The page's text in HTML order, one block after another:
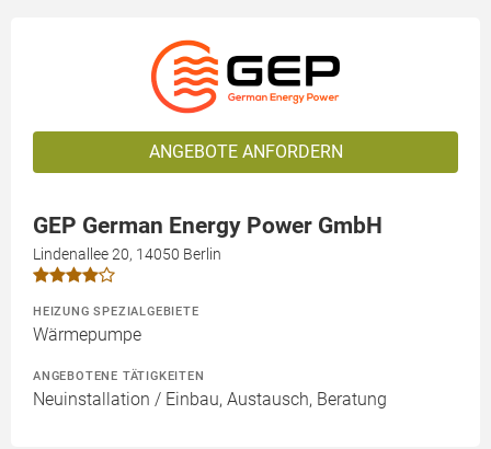
ANGEBOTE ANFORDERN
GEP German Energy Power GmbH
Lindenallee 20, 14050 Berlin
HEIZUNG SPEZIALGEBIETE
Wärmepumpe
ANGEBOTENE TÄTIGKEITEN
Neuinstallation / Einbau, Austausch, Beratung